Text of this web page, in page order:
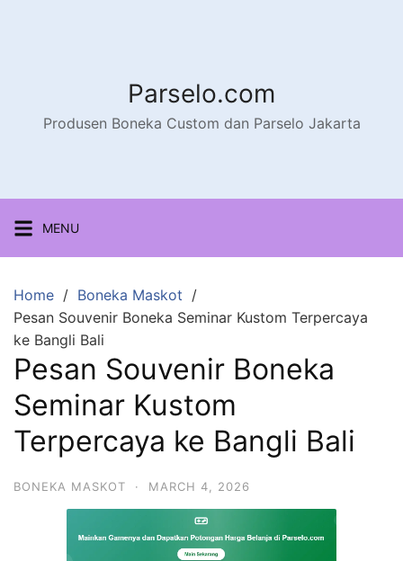
Parselo.com
Produsen Boneka Custom dan Parselo Jakarta
MENU
Home
Boneka Maskot
Pesan Souvenir Boneka Seminar Kustom Terpercaya
ke Bangli Bali
Pesan Souvenir Boneka
Seminar Kustom
Terpercaya ke Bangli Bali
BONEKA MASKOT · MARCH 4, 2026